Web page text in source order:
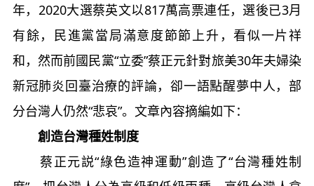
年，2020大選蔡英文以817萬高票連任，選後已3月
有餘，民進黨當局滿意度節節上升，看似一片祥
和，然而前國民黨“立委”蔡正元針對旅美30年夫婦染
新冠肺炎回臺治療的評論，卻一語點醒夢中人，部
分台灣人仍然“悲哀”。文章內容摘編如下：
創造台灣種姓制度
蔡正元説“綠色造神運動”創造了“台灣種姓制